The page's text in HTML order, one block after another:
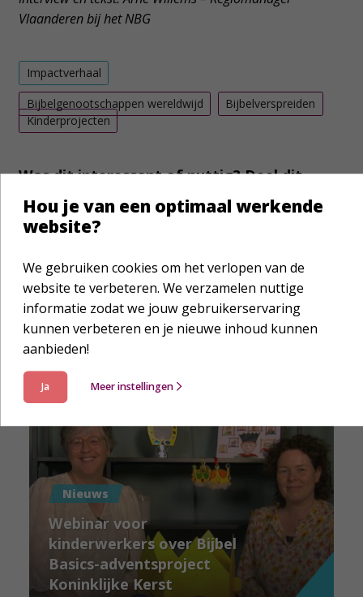
Vlaanderen bij het NBG
Impactverhaal
Bijbelgenootschappen wereldwijd
Bijbelverspreiden
Kinderprojecten
Was dit interessant of nuttig? Deel dit
bericht met je netwerk!
Laat je verder inspireren
Nieuws
Webinar voor
kinderwerkers over Bijbel
Basics-adventsproject
Koninklijke Kerst
Hou je van een optimaal werkende
website?
We gebruiken cookies om het verlopen van de
website te verbeteren. We verzamelen nuttige
informatie zodat we jouw gebruikerservaring
kunnen verbeteren en je nieuwe inhoud kunnen
aanbieden!
Ja Meer instellingen